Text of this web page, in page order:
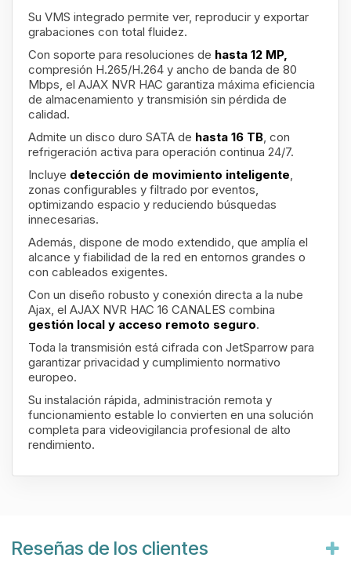
Su VMS integrado permite ver, reproducir y exportar
grabaciones con total fluidez.
Con soporte para resoluciones de hasta 12 MP,
compresión H.265/H.264 y ancho de banda de 80
Mbps, el AJAX NVR HAC garantiza máxima eficiencia
de almacenamiento y transmisión sin pérdida de
calidad.
Admite un disco duro SATA de hasta 16 TB, con
refrigeración activa para operación continua 24/7.
Incluye detección de movimiento inteligente,
zonas configurables y filtrado por eventos,
optimizando espacio y reduciendo búsquedas
innecesarias.
Además, dispone de modo extendido, que amplía el
alcance y fiabilidad de la red en entornos grandes o
con cableados exigentes.
Con un diseño robusto y conexión directa a la nube
Ajax, el AJAX NVR HAC 16 CANALES combina
gestión local y acceso remoto seguro.
Toda la transmisión está cifrada con JetSparrow para
garantizar privacidad y cumplimiento normativo
europeo.
Su instalación rápida, administración remota y
funcionamiento estable lo convierten en una solución
completa para videovigilancia profesional de alto
rendimiento.
Reseñas de los clientes